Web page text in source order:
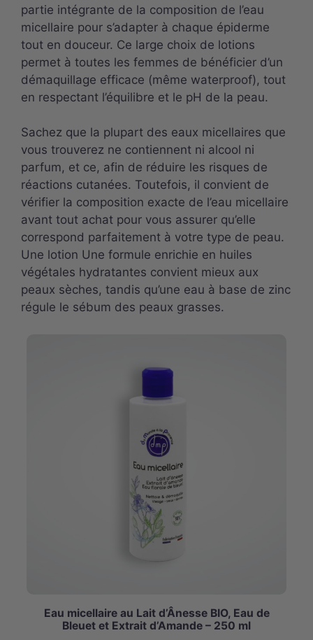
partie intégrante de la composition de l’eau
micellaire pour s’adapter à chaque épiderme
tout en douceur. Ce large choix de lotions
permet à toutes les femmes de bénéficier d’un
démaquillage efficace (même waterproof), tout
en respectant l’équilibre et le pH de la peau.
Sachez que la plupart des eaux micellaires que
vous trouverez ne contiennent ni alcool ni
parfum, et ce, afin de réduire les risques de
réactions cutanées. Toutefois, il convient de
vérifier la composition exacte de l’eau micellaire
avant tout achat pour vous assurer qu’elle
correspond parfaitement à votre type de peau.
Une lotion Une formule enrichie en huiles
végétales hydratantes convient mieux aux
peaux sèches, tandis qu’une eau à base de zinc
régule le sébum des peaux grasses.
Eau micellaire au Lait d’Ânesse BIO, Eau de
Bleuet et Extrait d’Amande – 250 ml